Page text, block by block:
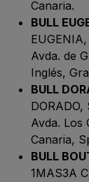
Canaria.
BULL
Avda. de
Inglés,
BULL
DORADO,
Avda. Los
Canaria,
BULL
1MAS3A